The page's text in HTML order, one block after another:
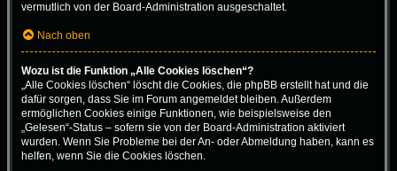
vermutlich von der Board-Administration ausgeschaltet.
Nach oben
Wozu ist die Funktion „Alle Cookies löschen“?
„Alle Cookies löschen“ löscht die Cookies, die phpBB erstellt hat und die
dafür sorgen, dass Sie im Forum angemeldet bleiben. Außerdem
ermöglichen Cookies einige Funktionen, wie beispielsweise den
„Gelesen“-Status – sofern sie von der Board-Administration aktiviert
wurden. Wenn Sie Probleme bei der An- oder Abmeldung haben, kann es
helfen, wenn Sie die Cookies löschen.